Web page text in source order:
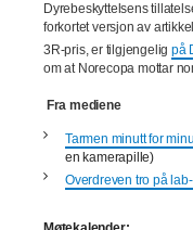
Dyrebeskyttelsens
forkortet versjon av
3R-pris, er tilgjengeligpå
om at Norecopa mottar
Fra mediene
Tarmen minutt for
en kamerapille)
Overdreven tro på